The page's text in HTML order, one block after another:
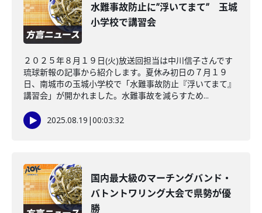
水難事故防止に”浮いてまて” 玉城
小学校で講習会
２０２５年８月１９日(火)放送回担当は中川信子さんです
琉球新報の記事から紹介します。夏休み初日の７月１９
日、南城市の玉城小学校で「水難事故防止『浮いてまて』
講習会」が開かれました。水難事故を減らすため...
2025.08.19 |00:03:32
国内最大級のマーチングバンド・
バトントワリング大会で県勢が優
勝